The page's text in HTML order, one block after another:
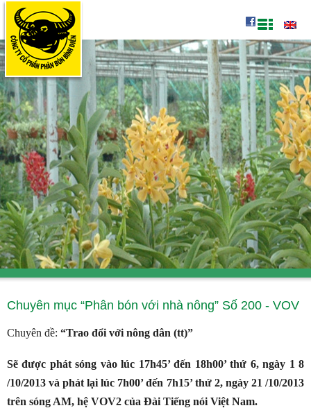
Chuyên mục “Phân bón với nhà nông” Số 200 - VOV
Chuyên đề: “Trao đổi với nông dân (tt)”
Sẽ được phát sóng vào lúc 17h45’ đến 18h00’ thứ 6, ngày 1 8
/10/2013 và phát lại lúc 7h00’ đến 7h15’ thứ 2, ngày 21 /10/2013
trên sóng AM, hệ VOV2 của Đài Tiếng nói Việt Nam.